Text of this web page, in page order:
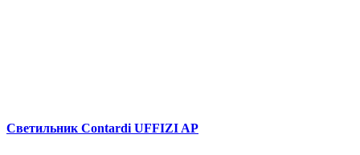
Светильник Сontardi UFFIZI AP